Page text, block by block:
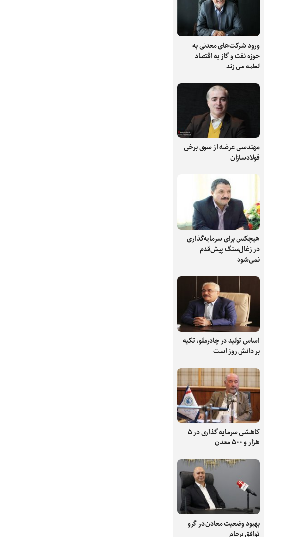
ورود شرکت‌های معدنی به
حوزه نفت و گاز به اقتصاد
لطمه می زند
مهندسی عرضه از سوی برخی
فولادسازان
هیچکس برای سرمایه‌گذاری
در زغال‌سنگ پیش‌قدم
نمی‌شود
اساس تولید در چادرملو، تکیه
بر دانش‌ روز است
کاهشی سرمایه گذاری در ۵
هزار و ۵۰۰ معدن
بهبود وضعیت معادن در گرو
توافق برجام